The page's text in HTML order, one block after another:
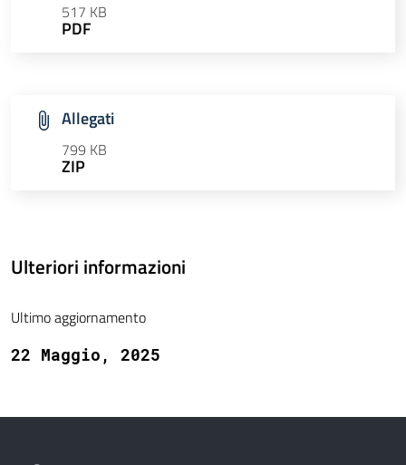
517 KB
PDF
Allegati
799 KB
ZIP
Ulteriori informazioni
Ultimo aggiornamento
22 Maggio, 2025